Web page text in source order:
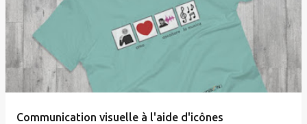
Communication visuelle à l'aide d'icônes